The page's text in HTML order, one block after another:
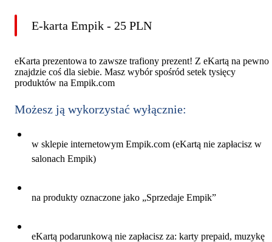
E-karta Empik - 25 PLN
eKarta prezentowa to zawsze trafiony prezent! Z eKartą na pewno
znajdzie coś dla siebie. Masz wybór spośród setek tysięcy
produktów na Empik.com
Możesz ją wykorzystać wyłącznie:
w sklepie internetowym Empik.com (eKartą nie zapłacisz w
salonach Empik)
na produkty oznaczone jako „Sprzedaje Empik”
eKartą podarunkową nie zapłacisz za: karty prepaid, muzykę